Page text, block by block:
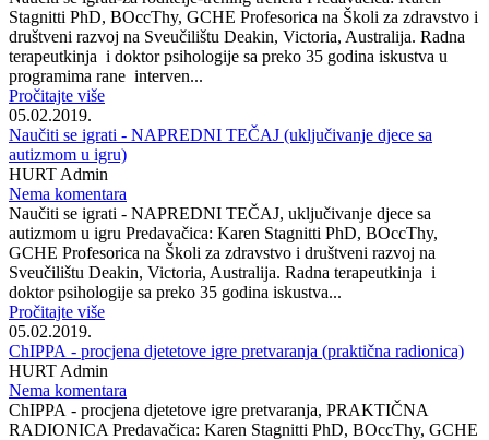
Stagnitti PhD, BOccThy, GCHE Profesorica na Školi za zdravstvo i
društveni razvoj na Sveučilištu Deakin, Victoria, Australija. Radna
terapeutkinja i doktor psihologije sa preko 35 godina iskustva u
programima rane interven...
Pročitajte više
05.02.2019.
Naučiti se igrati - NAPREDNI TEČAJ (uključivanje djece sa
autizmom u igru)
HURT Admin
Nema komentara
Naučiti se igrati - NAPREDNI TEČAJ, uključivanje djece sa
autizmom u igru Predavačica: Karen Stagnitti PhD, BOccThy,
GCHE Profesorica na Školi za zdravstvo i društveni razvoj na
Sveučilištu Deakin, Victoria, Australija. Radna terapeutkinja i
doktor psihologije sa preko 35 godina iskustva...
Pročitajte više
05.02.2019.
ChIPPA - procjena djetetove igre pretvaranja (praktična radionica)
HURT Admin
Nema komentara
ChIPPA - procjena djetetove igre pretvaranja, PRAKTIČNA
RADIONICA Predavačica: Karen Stagnitti PhD, BOccThy, GCHE